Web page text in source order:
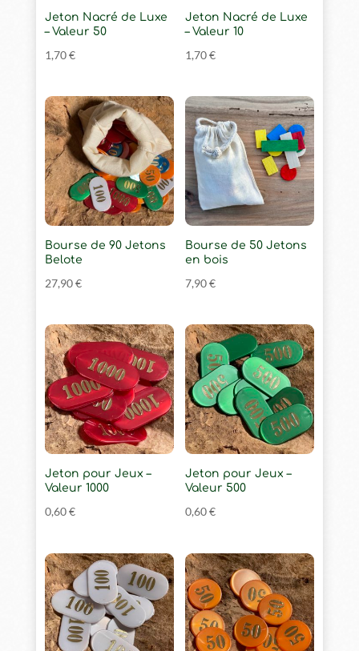
Jeton Nacré de Luxe
– Valeur 50
1,70€
Jeton Nacré de Luxe
– Valeur 10
1,70€
Bourse de 90 Jetons
Belote
27,90€
Bourse de 50 Jetons
en bois
7,90€
Jeton pour Jeux –
Valeur 1000
0,60€
Jeton pour Jeux –
Valeur 500
0,60€